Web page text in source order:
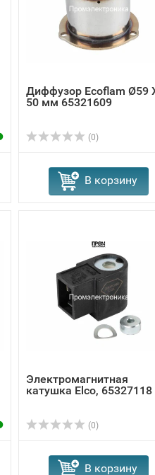
Диффузор Ecoflam Ø59
50 мм 65321609
(0)
В корзину
Электромагнитная
катушка Elco, 65327118
(0)
В корзину